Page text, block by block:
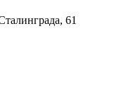
61